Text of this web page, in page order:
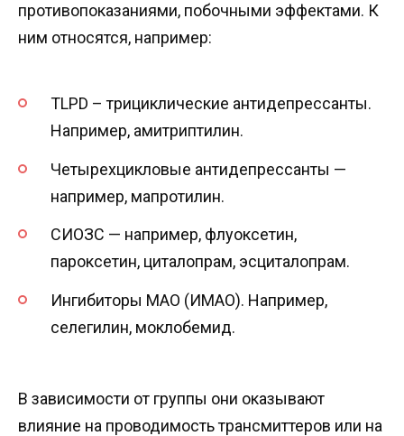
противопоказаниями, побочными эффектами. К
ним относятся, например:
TLPD – трициклические антидепрессанты.
Например, амитриптилин.
Четырехцикловые антидепрессанты —
например, мапротилин.
СИОЗС — например, флуоксетин,
пароксетин, циталопрам, эсциталопрам.
Ингибиторы МАО (ИМАО). Например,
селегилин, моклобемид.
В зависимости от группы они оказывают
влияние на проводимость трансмиттеров или на